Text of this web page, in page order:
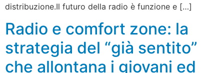
distribuzione.Il futuro della radio è funzione e […]
Radio e comfort zone: la
strategia del “già sentito”
che allontana i giovani ed